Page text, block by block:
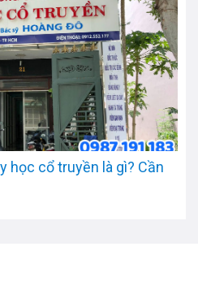
học cổ truyền là gì? Cần